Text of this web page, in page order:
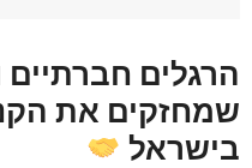
הרגלים חברתיים
שמחזקים את
בישראל